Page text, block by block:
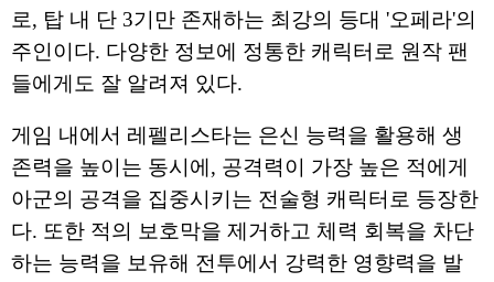
로, 탑 내 단 3기만 존재하는 최강의 등대 '오페라'의
주인이다. 다양한 정보에 정통한 캐릭터로 원작 팬
들에게도 잘 알려져 있다.
게임 내에서 레펠리스타는 은신 능력을 활용해 생
존력을 높이는 동시에, 공격력이 가장 높은 적에게
아군의 공격을 집중시키는 전술형 캐릭터로 등장한
다. 또한 적의 보호막을 제거하고 체력 회복을 차단
하는 능력을 보유해 전투에서 강력한 영향력을 발